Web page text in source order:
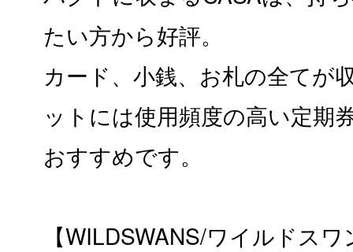
たい方から好評。
カード、小銭、お札の全てが
ットには使用頻度の高い定期
おすすめです。
【WILDSWANS/ワイルドス